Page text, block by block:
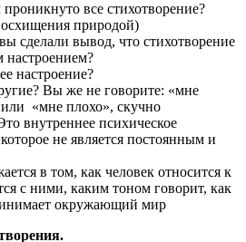
все стихотворение?
природой)
сделали вывод, что стихотворение
настроение?
Вы же не говорите: «мне
«мне плохо», скучно
внутреннее психическое
не является постоянным и
в том, как человек относится к
с ними, каким тоном говорит, как
окружающий мир